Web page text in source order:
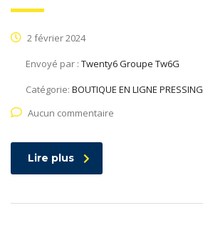
2 février 2024
Envoyé par : Twenty6 Groupe Tw6G
Catégorie: BOUTIQUE EN LIGNE PRESSING
Aucun commentaire
Lire plus